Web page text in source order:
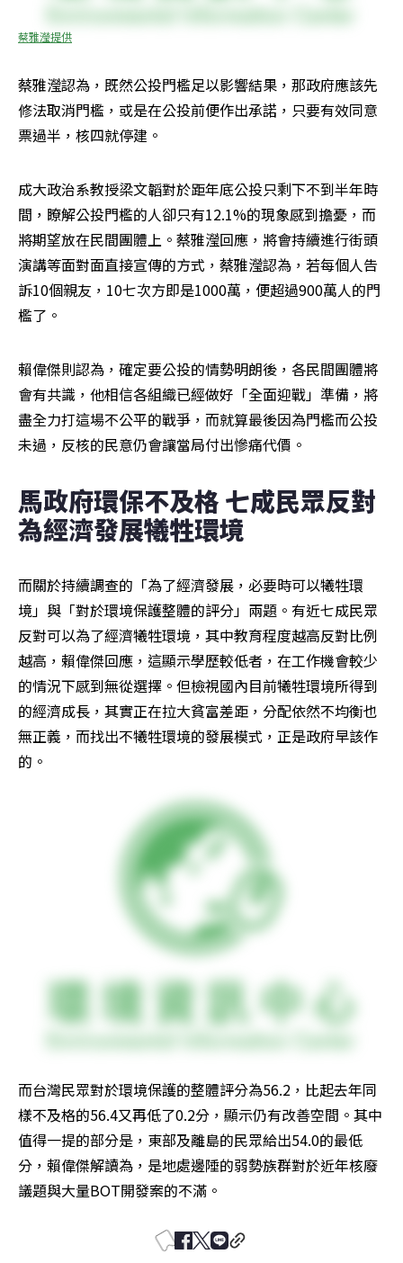
蔡雅瀅提供
蔡雅瀅認為，既然公投門檻足以影響結果，那政府應該先
修法取消門檻，或是在公投前便作出承諾，只要有效同意
票過半，核四就停建。
成大政治系教授梁文韜對於距年底公投只剩下不到半年時
間，瞭解公投門檻的人卻只有12.1%的現象感到擔憂，而
將期望放在民間團體上。蔡雅瀅回應，將會持續進行街頭
演講等面對面直接宣傳的方式，蔡雅瀅認為，若每個人告
訴10個親友，10七次方即是1000萬，便超過900萬人的門
檻了。
賴偉傑則認為，確定要公投的情勢明朗後，各民間團體將
會有共識，他相信各組織已經做好「全面迎戰」準備，將
盡全力打這場不公平的戰爭，而就算最後因為門檻而公投
未過，反核的民意仍會讓當局付出慘痛代價。
馬政府環保不及格 七成民眾反對
為經濟發展犧牲環境
而關於持續調查的「為了經濟發展，必要時可以犧牲環
境」與「對於環境保護整體的評分」兩題。有近七成民眾
反對可以為了經濟犧牲環境，其中教育程度越高反對比例
越高，賴偉傑回應，這顯示學歷較低者，在工作機會較少
的情況下感到無從選擇。但檢視國內目前犧牲環境所得到
的經濟成長，其實正在拉大貧富差距，分配依然不均衡也
無正義，而找出不犧牲環境的發展模式，正是政府早該作
的。
而台灣民眾對於環境保護的整體評分為56.2，比起去年同
樣不及格的56.4又再低了0.2分，顯示仍有改善空間。其中
值得一提的部分是，東部及離島的民眾給出54.0的最低
分，賴偉傑解讀為，是地處邊陲的弱勢族群對於近年核廢
議題與大量BOT開發案的不滿。